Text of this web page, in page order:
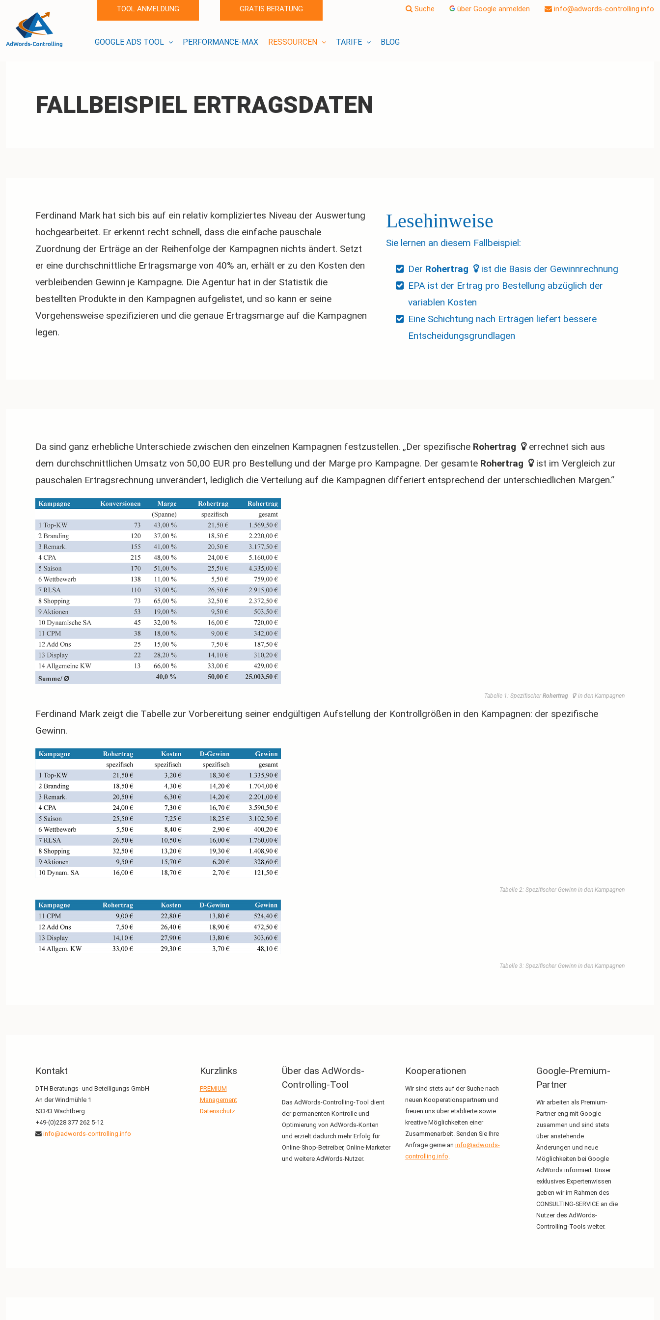
TOOL ANMELDUNG GRATIS BERATUNG
GOOGLE ADS TOOL PERFORMANCE-MAX RESSOURCEN TARIFE BLOG
Suche über Google anmelden info@adwords-controlling.info
FALLBEISPIEL ERTRAGSDATEN
Ferdinand Mark hat sich bis auf ein relativ kompliziertes Niveau der Auswertung
hochgearbeitet. Er erkennt recht schnell, dass die einfache pauschale
Zuordnung der Erträge an der Reihenfolge der Kampagnen nichts ändert. Setzt
er eine durchschnittliche Ertragsmarge von 40% an, erhält er zu den Kosten den
verbleibenden Gewinn je Kampagne. Die Agentur hat in der Statistik die
bestellten Produkte in den Kampagnen aufgelistet, und so kann er seine
Vorgehensweise spezifizieren und die genaue Ertragsmarge auf die Kampagnen
legen.
Lesehinweise
Sie lernen an diesem Fallbeispiel:
Der Rohertrag
ist die Basis der Gewinnrechnung
EPA ist der Ertrag pro Bestellung abzüglich der
variablen Kosten
Eine Schichtung nach Erträgen liefert bessere
Entscheidungsgrundlagen
Da sind ganz erhebliche Unterschiede zwischen den einzelnen Kampagnen festzustellen. „Der spezifische Rohertrag
errechnet sich aus
dem durchschnittlichen Umsatz von 50,00 EUR pro Bestellung und der Marge pro Kampagne. Der gesamte Rohertrag
ist im Vergleich zur
pauschalen Ertragsrechnung unverändert, lediglich die Verteilung auf die Kampagnen differiert entsprechend der unterschiedlichen Margen.“
Tabelle 1: Spezifischer Rohertrag in den Kampagnen
Ferdinand Mark zeigt die Tabelle zur Vorbereitung seiner endgültigen Aufstellung der Kontrollgrößen in den Kampagnen: der spezifische
Gewinn.
Tabelle 2: Spezifischer Gewinn in den Kampagnen
Tabelle 3: Spezifischer Gewinn in den Kampagnen
Kontakt
DTH Beratungs- und Beteiligungs GmbH
An der Windmühle 1
53343 Wachtberg
+49-(0)228 377 262 5-12
info@adwords-controlling.info
Kurzlinks
PREMIUM
Management
Datenschutz
Über das AdWords-
Controlling-Tool
Das AdWords-Controlling-Tool dient
der permanenten Kontrolle und
Optimierung von AdWords-Konten
und erzielt dadurch mehr Erfolg für
Online-Shop-Betreiber, Online-Marketer
und weitere AdWords-Nutzer.
Kooperationen
Wir sind stets auf der Suche nach
neuen Kooperationspartnern und
freuen uns über etablierte sowie
kreative Möglichkeiten einer
Zusammenarbeit. Senden Sie Ihre
Anfrage gerne an info@adwords-
controlling.info.
Google-Premium-
Partner
Wir arbeiten als Premium-
Partner eng mit Google
zusammen und sind stets
über anstehende
Änderungen und neue
Möglichkeiten bei Google
AdWords informiert. Unser
exklusives Expertenwissen
geben wir im Rahmen des
CONSULTING-SERVICE an die
Nutzer des AdWords-
Controlling-Tools weiter.